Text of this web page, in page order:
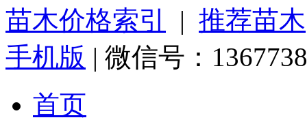
苗木价格索引
| 推荐苗木
手机版 | 微信号：
首页